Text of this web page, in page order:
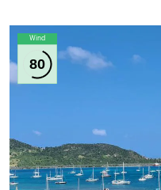
Wind
80